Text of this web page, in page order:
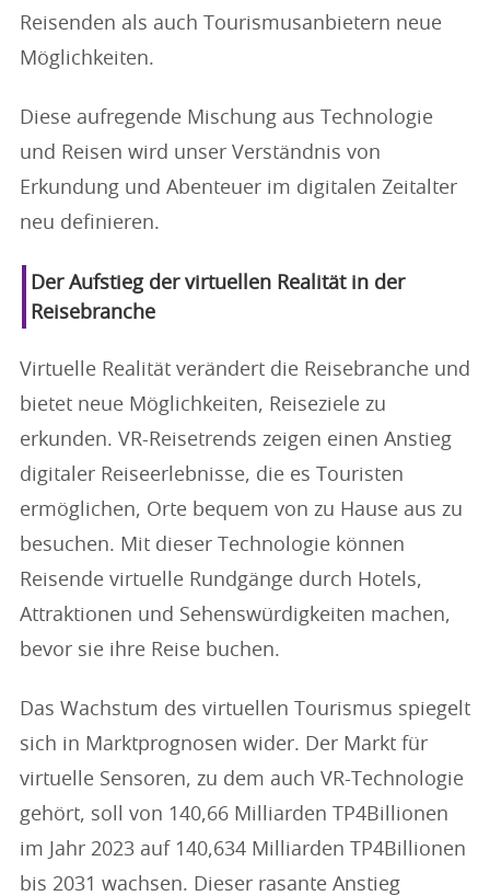
Reisenden als auch Tourismusanbietern neue
Möglichkeiten.
Diese aufregende Mischung aus Technologie
und Reisen wird unser Verständnis von
Erkundung und Abenteuer im digitalen Zeitalter
neu definieren.
Der Aufstieg der virtuellen Realität in der
Reisebranche
Virtuelle Realität verändert die Reisebranche und
bietet neue Möglichkeiten, Reiseziele zu
erkunden. VR-Reisetrends zeigen einen Anstieg
digitaler Reiseerlebnisse, die es Touristen
ermöglichen, Orte bequem von zu Hause aus zu
besuchen. Mit dieser Technologie können
Reisende virtuelle Rundgänge durch Hotels,
Attraktionen und Sehenswürdigkeiten machen,
bevor sie ihre Reise buchen.
Das Wachstum des virtuellen Tourismus spiegelt
sich in Marktprognosen wider. Der Markt für
virtuelle Sensoren, zu dem auch VR-Technologie
gehört, soll von 140,66 Milliarden TP4Billionen
im Jahr 2023 auf 140,634 Milliarden TP4Billionen
bis 2031 wachsen. Dieser rasante Anstieg